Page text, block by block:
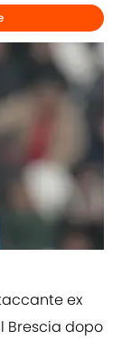
ex
Brescia dopo